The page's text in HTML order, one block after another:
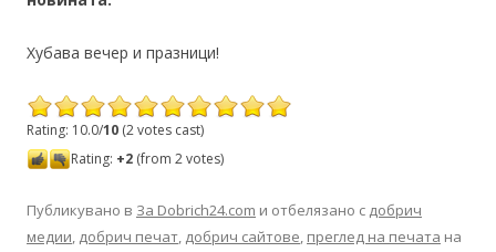
Хубава вечер и празници!
Rating: 10.0/10 (2 votes cast)
Rating: +2 (from 2 votes)
Публикувано в За Dobrich24.com и отбелязано с добрич
медии, добрич печат, добрич сайтове, преглед на печата на